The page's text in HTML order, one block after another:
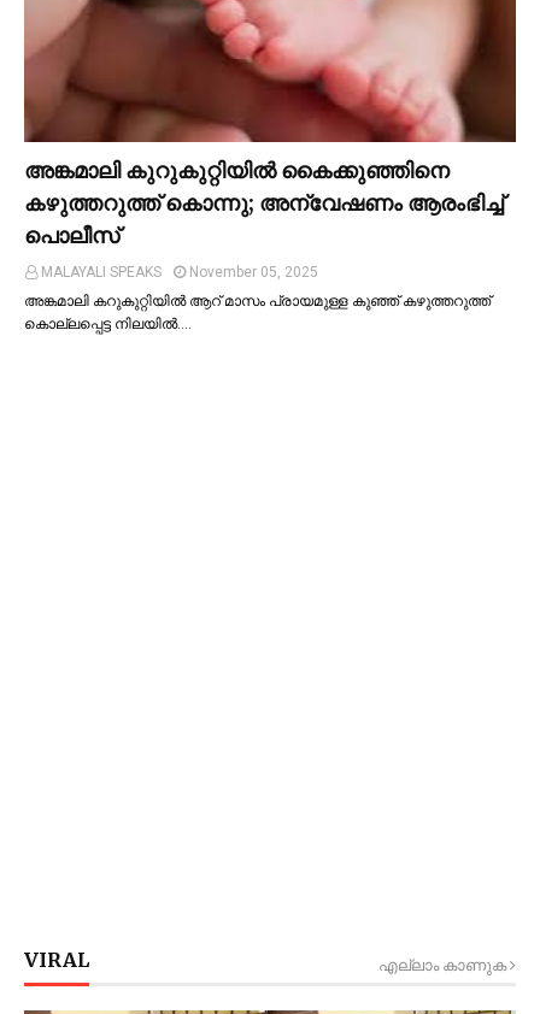
അങ്കമാലി കുറുകുറ്റിയില്‍ കൈക്കുഞ്ഞിനെ
കഴുത്തറുത്ത് കൊന്നു; അന്വേഷണം ആരംഭിച്ച്‌
പൊലീസ്
MALAYALI SPEAKS
November 05, 2025
അങ്കമാലി കറുകുറ്റിയില്‍ ആറ് മാസം പ്രായമുള്ള കുഞ്ഞ് കഴുത്തറുത്ത്
കൊല്ലപ്പെട്ട നിലയില്‍.…
VIRAL എല്ലാം കാണുക